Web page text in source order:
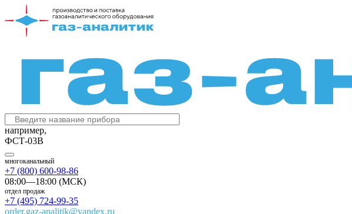
например,
ФСТ-03В
многоканальный
+7 (800) 600-98-86
08:00—18:00 (МСК)
отдел продаж
+7 (495) 724-99-35
order.gaz-analitik@yandex.ru